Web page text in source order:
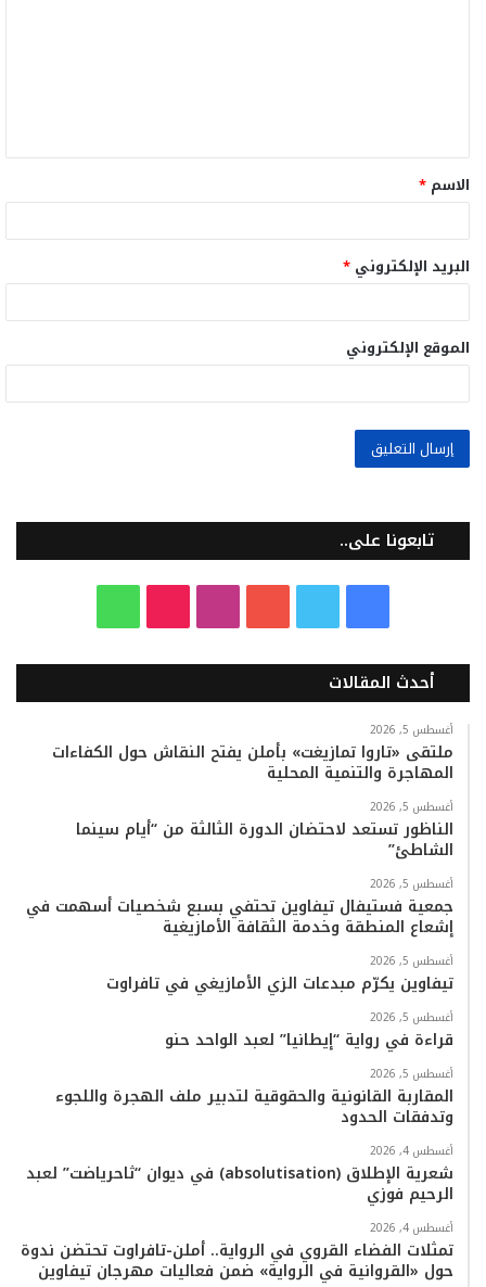
ق
*
الاسم *
البريد الإلكتروني *
الموقع الإلكتروني
تابعونا على..
س
ب
و
ك
ي
ر
ت
ب
س
ت
ر
م
k
k
ت
س
ب
أحدث المقالات
أغسطس 5, 2026
ملتقى «تاروا تمازيغت» بأملن يفتح النقاش حول الكفاءات
المهاجرة والتنمية المحلية
أغسطس 5, 2026
الناظور تستعد لاحتضان الدورة الثالثة من “أيام سينما
الشاطئ”
أغسطس 5, 2026
جمعية فستيفال تيفاوين تحتفي بسبع شخصيات أسهمت في
إشعاع المنطقة وخدمة الثقافة الأمازيغية
أغسطس 5, 2026
تيفاوين يكرّم مبدعات الزي الأمازيغي في تافراوت
أغسطس 5, 2026
قراءة في رواية “إيطانيا” لعبد الواحد حنو
أغسطس 5, 2026
المقاربة القانونية والحقوقية لتدبير ملف الهجرة واللجوء
وتدفقات الحدود
أغسطس 4, 2026
شعرية الإطلاق (absolutisation) في ديوان “ثاحرياضت” لعبد
الرحيم فوزي
أغسطس 4, 2026
تمثلات الفضاء القروي في الرواية.. أملن-تافراوت تحتضن ندوة
حول «القروانية في الرواية» ضمن فعاليات مهرجان تيفاوين